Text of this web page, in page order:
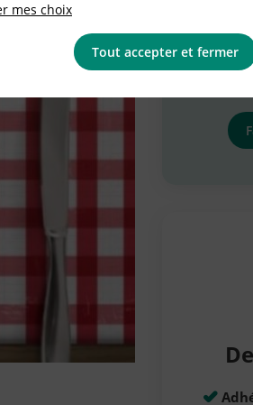
La
mes choix
Tout accepter et fermer